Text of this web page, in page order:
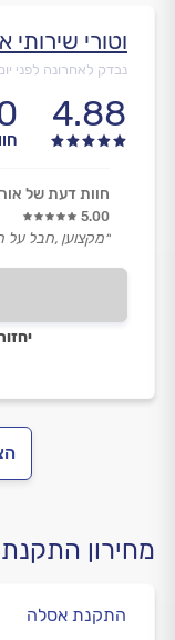
וטורי שירותי
נבדק לאחרונה לפני
4.88
חוות דעת של אור
5.00
״מקצוען ,חבל על
מחירון
התקנת אסלה